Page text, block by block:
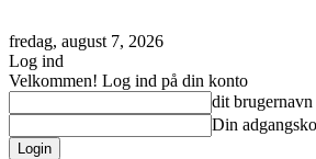
fredag, august 7, 2026
Log ind
Velkommen! Log ind på din konto
dit brugernavn
Din